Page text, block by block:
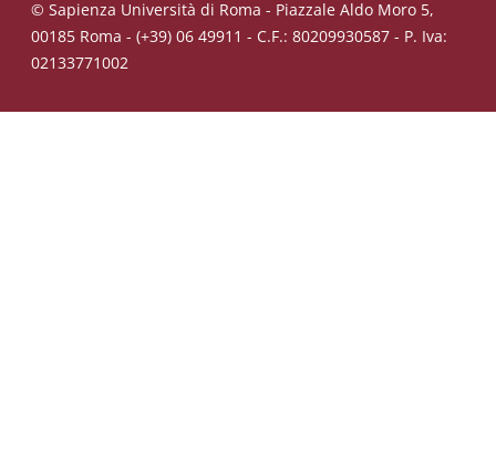
© Sapienza Università di Roma - Piazzale Aldo Moro 5,
00185 Roma - (+39) 06 49911 - C.F.: 80209930587 - P. Iva:
02133771002